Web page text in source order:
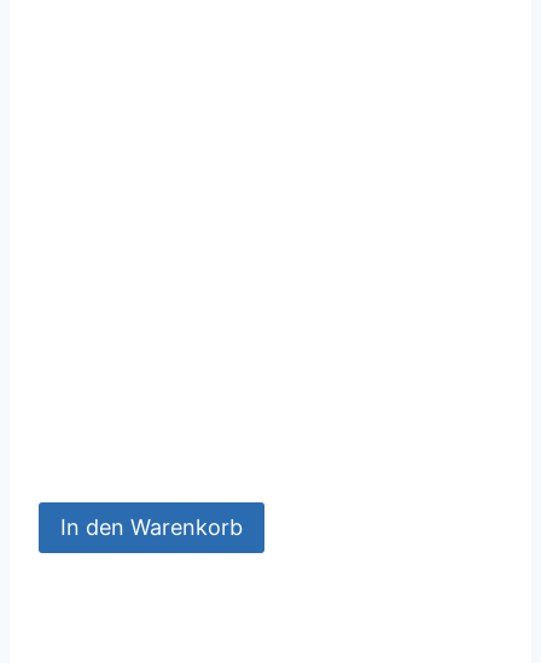
In den Warenkorb